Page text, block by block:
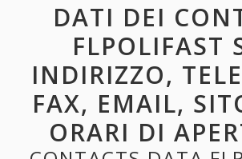
DATI DEI
FLPOLIFAST
INDIRIZZO,
FAX, EMAIL,
ORARI DI